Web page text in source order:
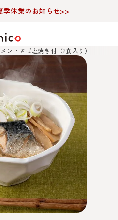
季休業のお知らせ>>
ン・さば塩焼き付（2食入り）